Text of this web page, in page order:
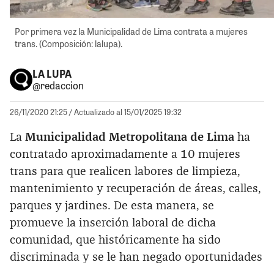
Por primera vez la Municipalidad de Lima contrata a mujeres
trans. (Composición: lalupa).
LA LUPA
@redaccion
26/11/2020 21:25/ Actualizado al 15/01/2025 19:32
La Municipalidad Metropolitana de Lima ha
contratado aproximadamente a 10 mujeres
trans para que realicen labores de limpieza,
mantenimiento y recuperación de áreas, calles,
parques y jardines. De esta manera, se
promueve la inserción laboral de dicha
comunidad, que históricamente ha sido
discriminada y se le han negado oportunidades